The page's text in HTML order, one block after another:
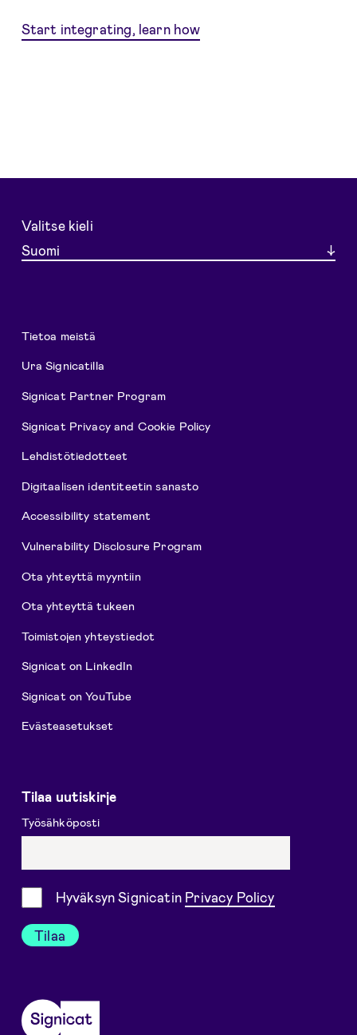
Start integrating, learn how
Valitse kieli
Suomi
Tietoa meistä
Ura Signicatilla
Signicat Partner Program
Signicat Privacy and Cookie Policy
Lehdistötiedotteet
Digitaalisen identiteetin sanasto
Accessibility statement
Vulnerability Disclosure Program
Ota yhteyttä myyntiin
Ota yhteyttä tukeen
Toimistojen yhteystiedot
Signicat on LinkedIn
Signicat on YouTube
Evästeasetukset
Tilaa uutiskirje
Työsähköposti
Suostumus
Hyväksyn Signicatin Privacy Policy
Tilaa